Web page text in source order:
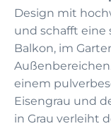
Design mit
und schafft eine
Balkon, im
einem
Eisengrau und
in Grau verleiht